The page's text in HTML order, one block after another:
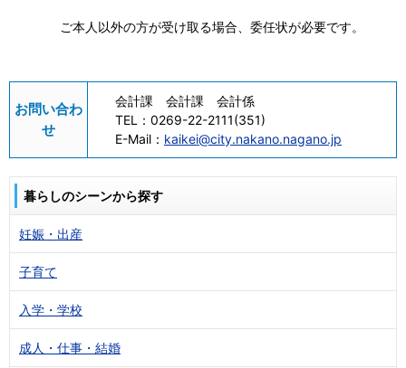
ご本人以外の方が受け取る場合、委任状が必要です。
お問い合わ
せ
会計課 会計課 会計係
TEL： 0269-22-2111(351)
E-Mail： kaikei@city.nakano.nagano.jp
暮らしのシーンから探す
妊娠・出産
子育て
入学・学校
成人・仕事・結婚